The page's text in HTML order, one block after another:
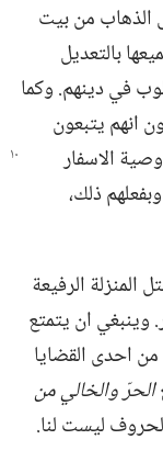
توضع على الذهاب من بيت
بالتعديل
في دينهم.‏ وكما
انهم يتبعون
الاسفار
الى العالم اجمع،‏ وبشروا الخليقة كلها بالانجيل».‏ مرقس ١٦:‏١٥.‏ وبفعلهم ذلك،‏
يحتل المنزلة الرفيعة
وينبغي ان يتمتع
من احدى القضايا
الحرّ والخالي من
ليست لنا.‏